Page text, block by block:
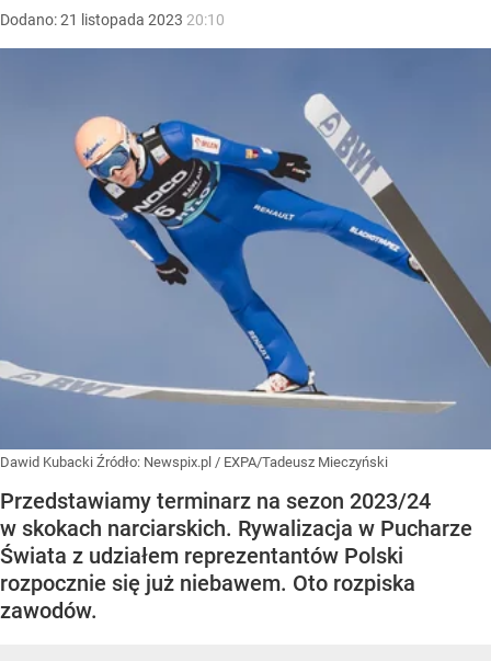
Dodano:21 listopada 2023 20:10
Dawid Kubacki Źródło: Newspix.pl / EXPA/Tadeusz Mieczyński
Przedstawiamy terminarz na sezon 2023/24
w skokach narciarskich. Rywalizacja w Pucharze
Świata z udziałem reprezentantów Polski
rozpocznie się już niebawem. Oto rozpiska
zawodów.